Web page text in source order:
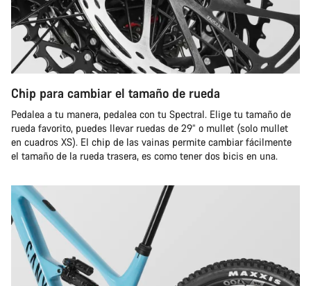
Chip para cambiar el tamaño de rueda
Pedalea a tu manera, pedalea con tu Spectral. Elige tu tamaño de
rueda favorito, puedes llevar ruedas de 29” o mullet (solo mullet
en cuadros XS). El chip de las vainas permite cambiar fácilmente
el tamaño de la rueda trasera, es como tener dos bicis en una.